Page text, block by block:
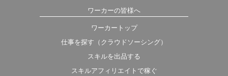
ワーカーの皆様へ
ワーカートップ
仕事を探す（クラウドソーシング）
スキルを出品する
スキルアフィリエイトで稼ぐ